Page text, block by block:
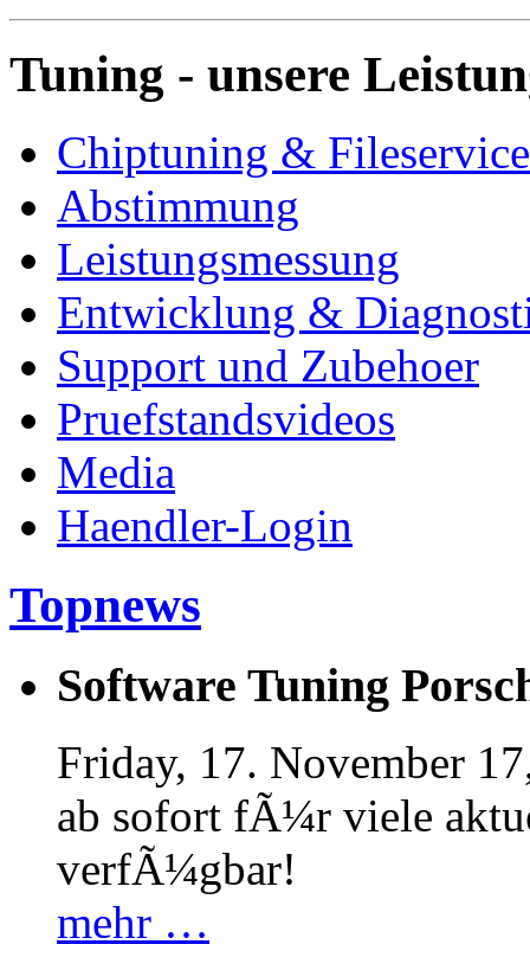
Tuning - unsere
Chiptuning & Fileservice
Abstimmung
Leistungsmessung
Entwicklung &
Support und Zubehoer
Pruefstandsvideos
Media
Haendler-Login
Topnews
Software Tuning
Friday, 17. November
ab sofort fÃ¼r viele
verfÃ¼gbar!
mehr …